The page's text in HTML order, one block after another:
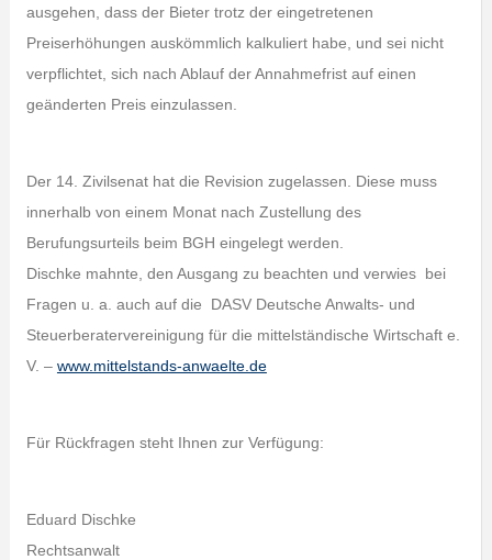
ausgehen, dass der Bieter trotz der eingetretenen
Preiserhöhungen auskömmlich kalkuliert habe, und sei nicht
verpflichtet, sich nach Ablauf der Annahmefrist auf einen
geänderten Preis einzulassen.
Der 14. Zivilsenat hat die Revision zugelassen. Diese muss
innerhalb von einem Monat nach Zustellung des
Berufungsurteils beim BGH eingelegt werden.
Dischke mahnte, den Ausgang zu beachten und verwies bei
Fragen u. a. auch auf die DASV Deutsche Anwalts- und
Steuerberatervereinigung für die mittelständische Wirtschaft e.
V. – www.mittelstands-anwaelte.de
Für Rückfragen steht Ihnen zur Verfügung:
Eduard Dischke
Rechtsanwalt